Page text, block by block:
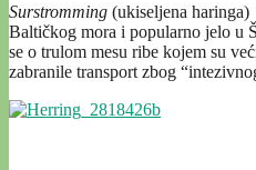
Surstromming (ukiseljena
Baltičkog mora i popularno jelo u
se o trulom mesu ribe kojem su
zabranile transport zbog